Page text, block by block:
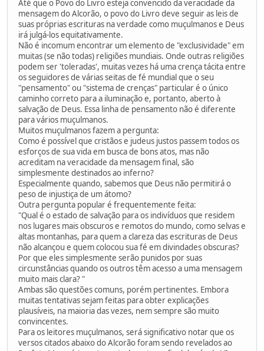
Até que o Povo do Livro esteja convencido da veracidade da
mensagem do Alcorão, o povo do Livro deve seguir as leis de
suas próprias escrituras na verdade como muçulmanos e Deus
irá julgá-los equitativamente.
Não é incomum encontrar um elemento de "exclusividade" em
muitas (se não todas) religiões mundiais. Onde outras religiões
podem ser 'toleradas', muitas vezes há uma crença tácita entre
os seguidores de várias seitas de fé mundial que o seu
"pensamento" ou "sistema de crenças" particular é o único
caminho correto para a iluminação e, portanto, aberto à
salvação de Deus. Essa linha de pensamento não é diferente
para vários muçulmanos.
Muitos muçulmanos fazem a pergunta:
Como é possível que cristãos e judeus justos passem todos os
esforços de sua vida em busca de bons atos, mas não
acreditam na veracidade da mensagem final, são
simplesmente destinados ao inferno?
Especialmente quando, sabemos que Deus não permitirá o
peso de injustiça de um átomo?
Outra pergunta popular é frequentemente feita:
"Qual é o estado de salvação para os indivíduos que residem
nos lugares mais obscuros e remotos do mundo, como selvas e
altas montanhas, para quem a clareza das escrituras de Deus
não alcançou e quem colocou sua fé em divindades obscuras?
Por que eles simplesmente serão punidos por suas
circunstâncias quando os outros têm acesso a uma mensagem
muito mais clara? "
Ambas são questões comuns, porém pertinentes. Embora
muitas tentativas sejam feitas para obter explicações
plausíveis, na maioria das vezes, nem sempre são muito
convincentes.
Para os leitores muçulmanos, será significativo notar que os
versos citados abaixo do Alcorão foram sendo revelados ao